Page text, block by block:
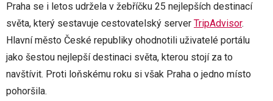
Praha se i letos udržela v žebříčku 25 nejlepších destinací
světa, který sestavuje cestovatelský server TripAdvisor.
Hlavní město České republiky ohodnotili uživatelé portálu
jako šestou nejlepší destinaci světa, kterou stojí za to
navštívit. Proti loňskému roku si však Praha o jedno místo
pohoršila.